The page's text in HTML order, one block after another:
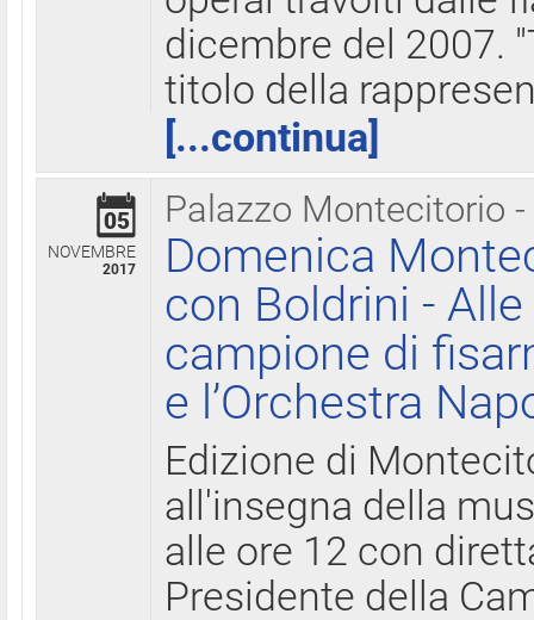
dicembre del 2007.
titolo della
[...continua]
Palazzo Montecitorio
05
NOVEMBRE
2017
Domenica
con Boldrini -
campione di
e l’Orchestra
Edizione di
all'insegna della
alle ore 12 con
Presidente della